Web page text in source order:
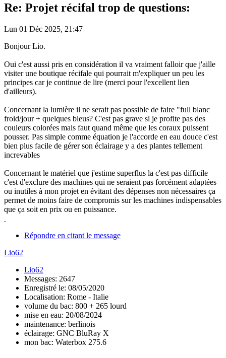
Re: Projet récifal trop de questions:
Lun 01 Déc 2025, 21:47
Bonjour Lio.
Oui c'est aussi pris en considération il va vraiment falloir que j'aille
visiter une boutique récifale qui pourrait m'expliquer un peu les
principes car je continue de lire (merci pour l'excellent lien
d'ailleurs).
Concernant la lumière il ne serait pas possible de faire "full blanc
froid/jour + quelques bleus? C'est pas grave si je profite pas des
couleurs colorées mais faut quand même que les coraux puissent
pousser. Pas simple comme équation je l'accorde en eau douce c'est
bien plus facile de gérer son éclairage y a des plantes tellement
increvables
Concernant le matériel que j'estime superflus la c'est pas difficile
c'est d'exclure des machines qui ne seraient pas forcément adaptées
ou inutiles à mon projet en évitant des dépenses non nécessaires ça
permet de moins faire de compromis sur les machines indispensables
que ça soit en prix ou en puissance.
Répondre en citant le message
Lio62
Lio62
Messages: 2647
Enregistré le: 08/05/2020
Localisation: Rome - Italie
volume du bac: 800 + 265 lourd
mise en eau: 20/08/2024
maintenance: berlinois
éclairage: GNC BluRay X
mon bac: Waterbox 275.6